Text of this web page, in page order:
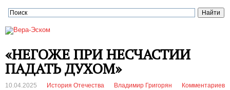
«НЕГОЖЕ ПРИ НЕСЧАСТИИ
ПАДАТЬ ДУХОМ»
10.04.2025 История Отечества Владимир Григорян
Комментариев